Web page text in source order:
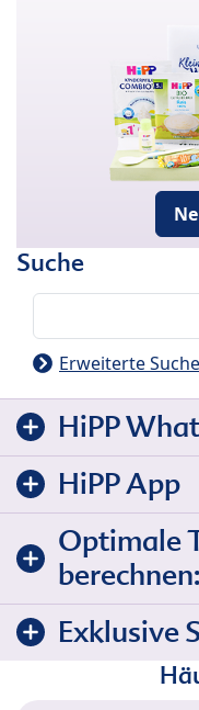
Suche
Erweiterte Suche
HiPP
HiPP App
Optimale
berechnen:
Exklusive